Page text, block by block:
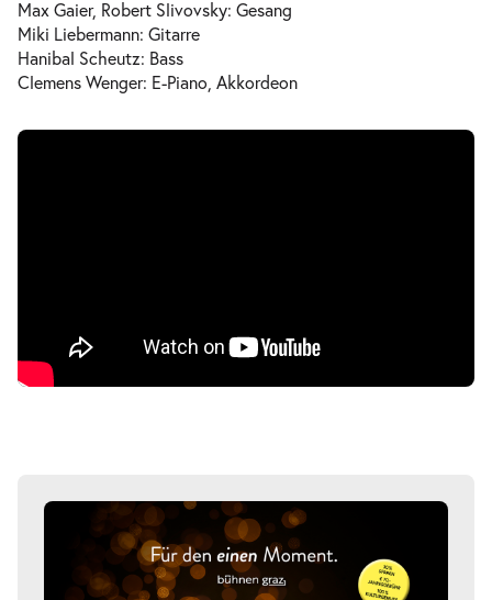
Max Gaier, Robert Slivovsky: Gesang
Miki Liebermann: Gitarre
Hanibal Scheutz: Bass
Clemens Wenger: E-Piano, Akkordeon